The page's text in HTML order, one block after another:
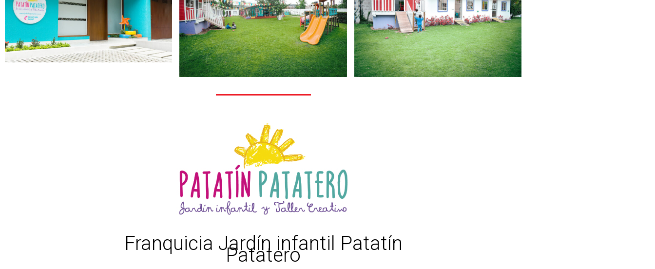
Franquicia Jardín infantil Patatín
Patatero